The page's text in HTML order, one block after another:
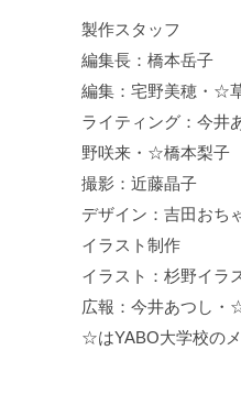
製作スタッフ
編集長：橋本岳子
編集：宅野美穂・☆
ライティング：今井
野咲来・☆橋本梨子
撮影：近藤晶子
デザイン：吉田おち
イラスト制作
イラスト：杉野イ
広報：今井あつし・
☆はYABO大学校の